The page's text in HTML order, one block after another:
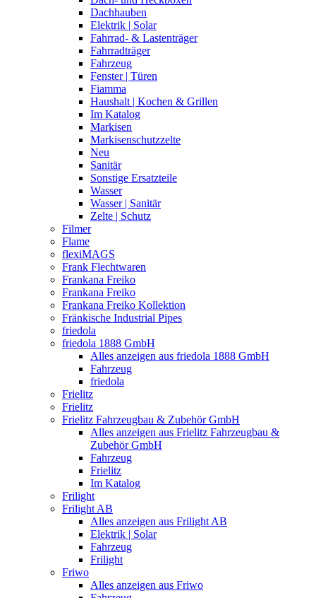
Dachhauben
Elektrik | Solar
Fahrrad- & Lastenträger
Fahrradträger
Fahrzeug
Fenster | Türen
Fiamma
Haushalt | Kochen & Grillen
Im Katalog
Markisen
Markisenschutzzelte
Neu
Sanitär
Sonstige Ersatzteile
Wasser
Wasser | Sanitär
Zelte | Schutz
Filmer
Flame
flexiMAGS
Frank Flechtwaren
Frankana Freiko
Frankana Freiko
Frankana Freiko Kollektion
Fränkische Industrial Pipes
friedola
friedola 1888 GmbH
Alles anzeigen aus friedola 1888 GmbH
Fahrzeug
friedola
Frielitz
Frielitz
Frielitz Fahrzeugbau & Zubehör GmbH
Alles anzeigen aus Frielitz Fahrzeugbau &
Zubehör GmbH
Fahrzeug
Frielitz
Im Katalog
Frilight
Frilight AB
Alles anzeigen aus Frilight AB
Elektrik | Solar
Fahrzeug
Frilight
Friwo
Alles anzeigen aus Friwo